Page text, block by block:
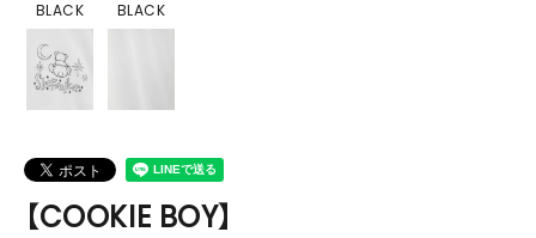
BLACK BLACK
【COOKIE BOY】